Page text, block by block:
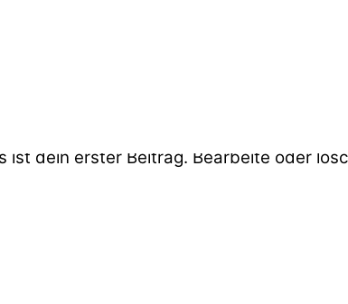
ist dein erster Beitrag. Bearbeite oder